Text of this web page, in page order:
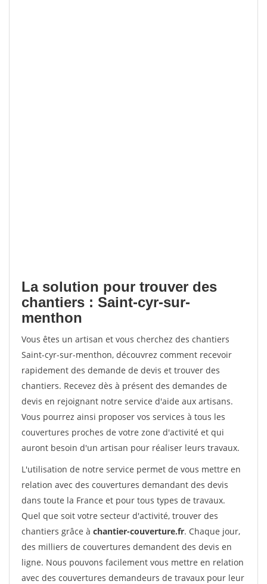
La solution pour trouver des
chantiers : Saint-cyr-sur-
menthon
Vous êtes un artisan et vous cherchez des chantiers
Saint-cyr-sur-menthon, découvrez comment recevoir
rapidement des demande de devis et trouver des
chantiers. Recevez dès à présent des demandes de
devis en rejoignant notre service d'aide aux artisans.
Vous pourrez ainsi proposer vos services à tous les
couvertures proches de votre zone d'activité et qui
auront besoin d'un artisan pour réaliser leurs travaux.
L'utilisation de notre service permet de vous mettre en
relation avec des couvertures demandant des devis
dans toute la France et pour tous types de travaux.
Quel que soit votre secteur d'activité, trouver des
chantiers grâce à chantier-couverture.fr. Chaque jour,
des milliers de couvertures demandent des devis en
ligne. Nous pouvons facilement vous mettre en relation
avec des couvertures demandeurs de travaux pour leur